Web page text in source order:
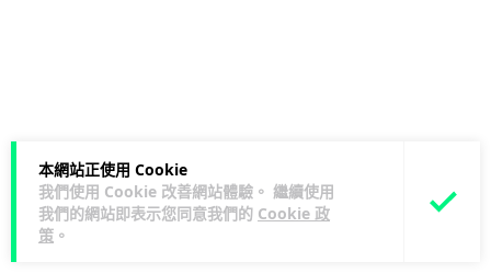
本網站正使用 Cookie
我們使用 Cookie 改善網站體驗。 繼續使用
我們的網站即表示您同意我們的 Cookie 政
策 。